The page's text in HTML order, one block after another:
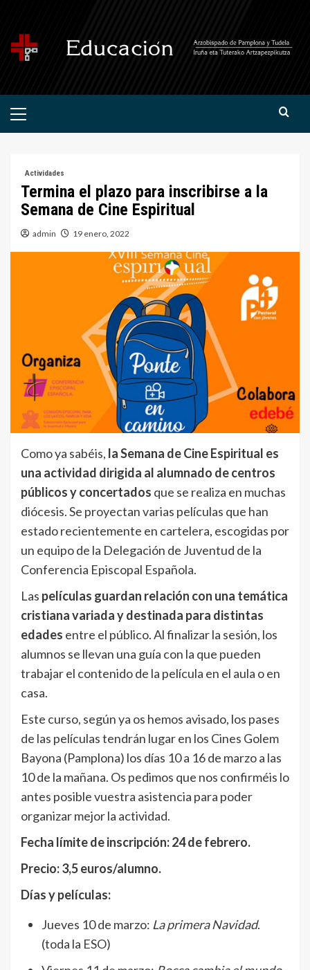
contenido
Menú
Actividades
Termina el plazo para inscribirse a la
Semana de Cine Espiritual
admin 19 enero, 2022
Como ya sabéis, la Semana de Cine Espiritual es
una actividad dirigida al alumnado de centros
públicos y concertados que se realiza en muchas
diócesis. Se proyectan varias películas que han
estado recientemente en cartelera, escogidas por
un equipo de la Delegación de Juventud de la
Conferencia Episcopal Española.
Las películas guardan relación con una temática
cristiana variada y destinada para distintas
edades entre el público. Al finalizar la sesión, los
alumnos se llevan una guía con la que pueden
trabajar el contenido de la película en el aula o en
casa.
Este curso, según ya os hemos avisado, los pases
de las películas tendrán lugar en los Cines Golem
Bayona (Pamplona) los días 10 a 16 de marzo a las
10 de la mañana. Os pedimos que nos confirméis lo
antes posible vuestra asistencia para poder
organizar mejor la actividad.
Fecha límite de inscripción: 24 de febrero.
Precio: 3,5 euros/alumno.
Días y películas:
Jueves 10 de marzo: La primera Navidad.
(toda la ESO)